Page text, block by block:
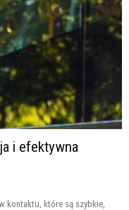
i efektywna
kontaktu, które są szybkie,